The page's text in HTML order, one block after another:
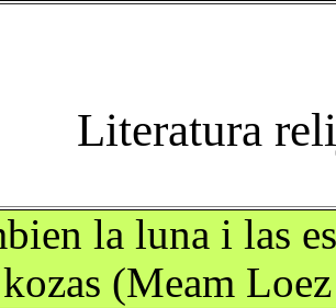
la luna i las
(Meam